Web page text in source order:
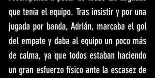
que tenía el equipo. Tras insistir y por una
jugada por banda, Adrián, marcaba el gol
del empate y daba al equipo un poco más
de calma, ya que todos estaban haciendo
un gran esfuerzo físico ante la escasez de